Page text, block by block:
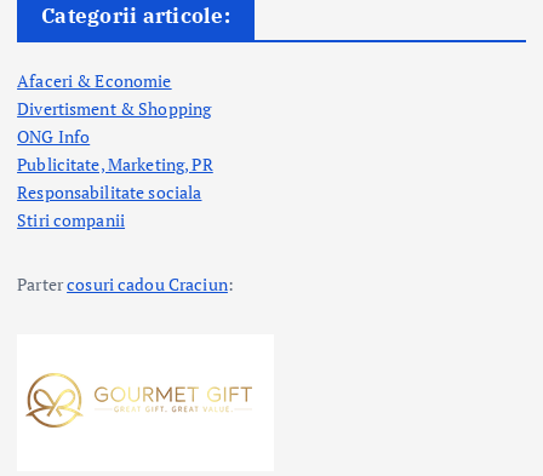
Categorii articole:
Afaceri & Economie
Divertisment & Shopping
ONG Info
Publicitate, Marketing, PR
Responsabilitate sociala
Stiri companii
Partercosuri cadou Craciun: